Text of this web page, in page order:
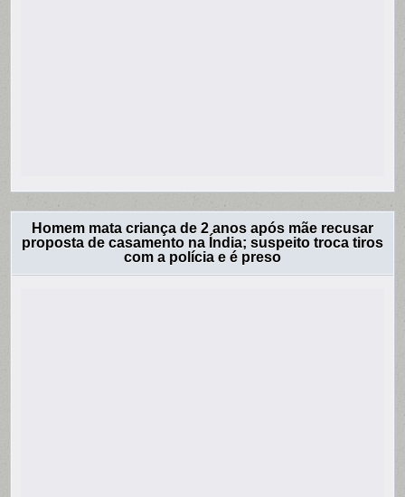
Homem mata criança de 2 anos após mãe recusar
proposta de casamento na Índia; suspeito troca tiros
com a polícia e é preso